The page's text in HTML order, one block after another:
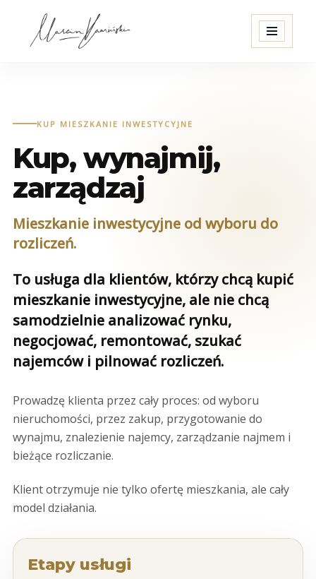
Przejdź
KUP MIESZKANIE INWESTYCYJNE
Kup, wynajmij,
zarządzaj
Mieszkanie inwestycyjne od wyboru do
rozliczeń.
To usługa dla klientów, którzy chcą kupić
mieszkanie inwestycyjne, ale nie chcą
samodzielnie analizować rynku,
negocjować, remontować, szukać
najemców i pilnować rozliczeń.
Prowadzę klienta przez cały proces: od wyboru
nieruchomości, przez zakup, przygotowanie do
wynajmu, znalezienie najemcy, zarządzanie najmem i
bieżące rozliczanie.
Klient otrzymuje nie tylko ofertę mieszkania, ale cały
model działania.
Etapy usługi